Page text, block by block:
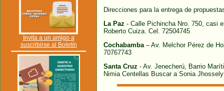
Invita a un amigo a
suscribirse al Boletín
Direcciones para la entrega de
La Paz - Calle Pichincha Nro. 750, casi
Roberto Cuiza. Cel. 72504745
Cochabamba – Av. Melchor Pérez de
70767743
Santa Cruz - Av. Jenecherú, Barrio
Nimia Centellas Buscar a Sonia